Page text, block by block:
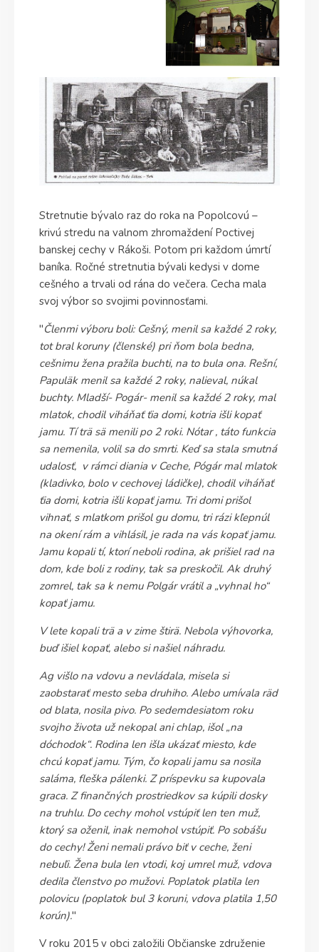
Stretnutie bývalo raz do roka na Popolcovú –
krivú stredu na valnom zhromaždení Poctivej
banskej cechy v Rákoši. Potom pri každom úmrtí
baníka. Ročné stretnutia bývali kedysi v dome
cešného a trvali od rána do večera. Cecha mala
svoj výbor so svojimi povinnosťami.
"Členmi výboru boli: Cešný, menil sa každé 2 roky,
tot bral koruny (členské) pri ňom bola bedna,
cešnimu žena pražila buchti, na to bula ona. Rešní,
Papuläk menil sa každé 2 roky, nalieval, núkal
buchty. Mladší- Pogár- menil sa každé 2 roky, mal
mlatok, chodil viháňať ťia domi, kotria išli kopať
jamu. Tí trä sä menili po 2 roki. Nótar , táto funkcia
sa nemenila, volil sa do smrti. Keď sa stala smutná
udalosť, v rámci diania v Ceche, Pógár mal mlatok
(kladivko, bolo v cechovej ládičke), chodil viháňať
ťia domi, kotria išli kopať jamu. Tri domi prišol
vihnať, s mlatkom prišol gu domu, tri rázi kľepnúl
na okení rám a vihlásil, je rada na vás kopať jamu.
Jamu kopali tí, ktorí neboli rodina, ak prišiel rad na
dom, kde boli z rodiny, tak sa preskočil. Ak druhý
zomrel, tak sa k nemu Polgár vrátil a „vyhnal ho“
kopať jamu.
V lete kopali trä a v zime štirä. Nebola výhovorka,
buď išiel kopať, alebo si našiel náhradu.
Ag višlo na vdovu a nevládala, misela si
zaobstarať mesto seba druhiho. Alebo umívala räd
od blata, nosila pivo. Po sedemdesiatom roku
svojho života už nekopal ani chlap, išol „na
dóchodok“. Rodina len išla ukázať miesto, kde
chcú kopať jamu. Tým, čo kopali jamu sa nosila
saláma, fleška pálenki. Z príspevku sa kupovala
graca. Z finančných prostriedkov sa kúpili dosky
na truhlu. Do cechy mohol vstúpiť len ten muž,
ktorý sa oženil, inak nemohol vstúpiť. Po sobášu
do cechy! Ženi nemali právo biť v ceche, ženi
nebuľi. Žena bula len vtodi, koj umrel muž, vdova
dedila členstvo po mužovi. Poplatok platila len
polovicu (poplatok bul 3 koruni, vdova platila 1,50
korún)."
V roku 2015 v obci založili Občianske združenie